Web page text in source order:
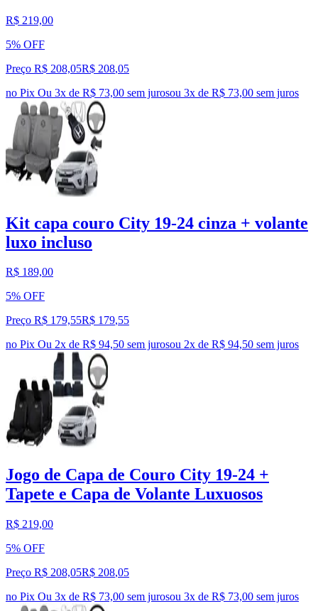
R$ 219,00
5% OFF
Preço R$ 208,05R$ 208,05
no Pix Ou 3x de R$ 73,00 sem jurosou 3x de R$ 73,00 sem juros
Kit capa couro City 19-24 cinza + volante
luxo incluso
R$ 189,00
5% OFF
Preço R$ 179,55R$ 179,55
no Pix Ou 2x de R$ 94,50 sem jurosou 2x de R$ 94,50 sem juros
Jogo de Capa de Couro City 19-24 +
Tapete e Capa de Volante Luxuosos
R$ 219,00
5% OFF
Preço R$ 208,05R$ 208,05
no Pix Ou 3x de R$ 73,00 sem jurosou 3x de R$ 73,00 sem juros